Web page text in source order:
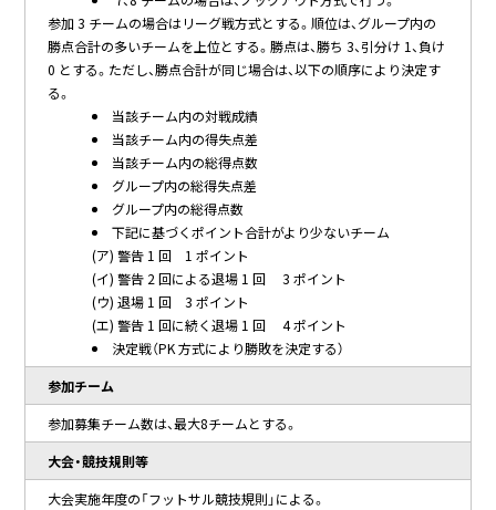
参加 3 チームの場合はリーグ戦方式とする。順位は、グループ内の
勝点合計の多いチームを上位とする。勝点は、勝ち 3、引分け 1、負け
0 とする。ただし、勝点合計が同じ場合は、以下の順序により決定す
る。
当該チーム内の対戦成績
当該チーム内の得失点差
当該チーム内の総得点数
グループ内の総得失点差
グループ内の総得点数
下記に基づくポイント合計がより少ないチーム
(ア) 警告 1 回 1 ポイント
(イ) 警告 2 回による退場 1 回 3 ポイント
(ウ) 退場 1 回 3 ポイント
(エ) 警告 1 回に続く退場 1 回 4 ポイント
決定戦（PK 方式により勝敗を決定する）
参加チーム
参加募集チーム数は、最大8チームとする。
大会・競技規則等
大会実施年度の「フットサル競技規則」による。